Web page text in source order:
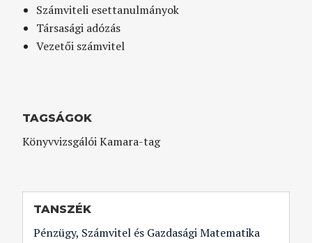
Számviteli esettanulmányok
Társasági adózás
Vezetői számvitel
TAGSÁGOK
Könyvvizsgálói Kamara-tag
TANSZÉK
Pénzügy, Számvitel és Gazdasági Matematika